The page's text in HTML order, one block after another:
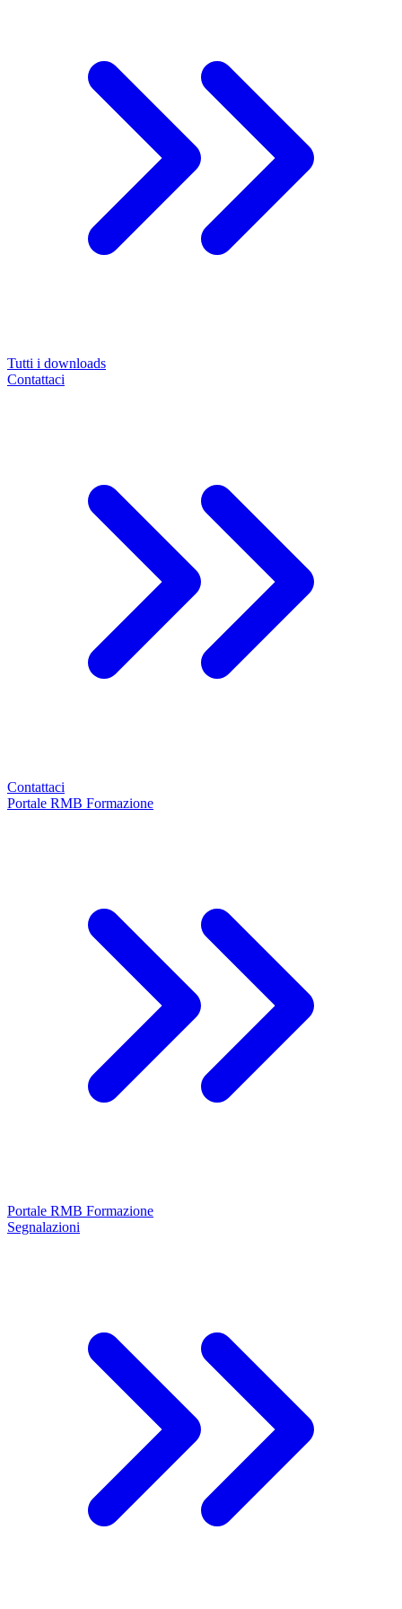
Tutti i downloads
Contattaci
Contattaci
Portale RMB Formazione
Portale RMB Formazione
Segnalazioni